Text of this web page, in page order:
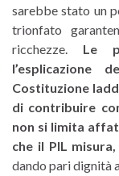
sarebbe stato un
trionfato
ricchezze. Le
l’esplicazione
Costituzione
di contribuire
non si limita
che il PIL
dando pari dignità